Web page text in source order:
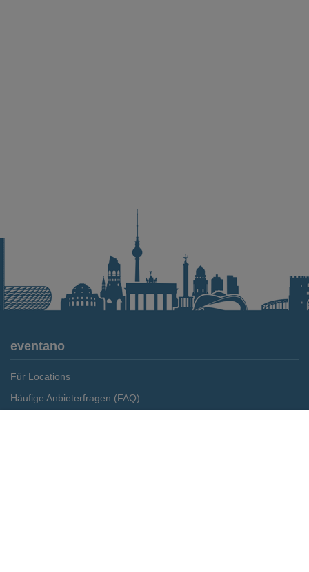
eventano
Für Locations
Häufige Anbieterfragen (FAQ)